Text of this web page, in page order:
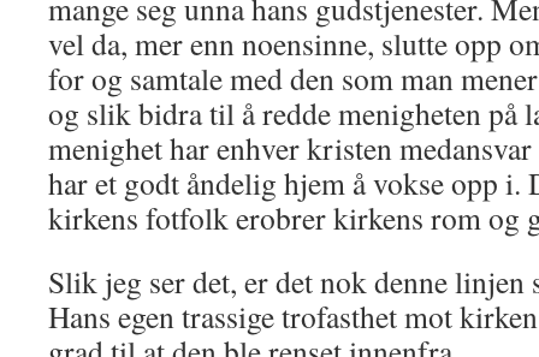
mange seg unna hans gudstjenester.
vel da, mer enn noensinne, slutte opp
for og samtale med den som man
og slik bidra til å redde menigheten på
menighet har enhver kristen
har et godt åndelig hjem å vokse opp i.
kirkens fotfolk erobrer kirkens rom og
Slik jeg ser det, er det nok denne linjen
Hans egen trassige trofasthet mot